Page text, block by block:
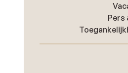
Pers